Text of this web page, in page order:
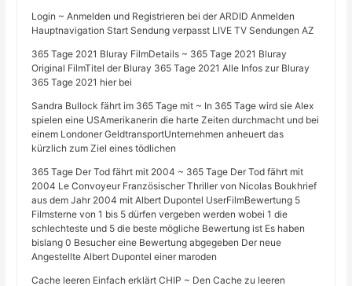
Login ~ Anmelden und Registrieren bei der ARDID Anmelden
Hauptnavigation Start Sendung verpasst LIVE TV Sendungen AZ
365 Tage 2021 Bluray FilmDetails ~ 365 Tage 2021 Bluray
Original FilmTitel der Bluray 365 Tage 2021 Alle Infos zur Bluray
365 Tage 2021 hier bei
Sandra Bullock fährt im 365 Tage mit ~ In 365 Tage wird sie Alex
spielen eine USAmerikanerin die harte Zeiten durchmacht und bei
einem Londoner GeldtransportUnternehmen anheuert das
kürzlich zum Ziel eines tödlichen
365 Tage Der Tod fährt mit 2004 ~ 365 Tage Der Tod fährt mit
2004 Le Convoyeur Französischer Thriller von Nicolas Boukhrief
aus dem Jahr 2004 mit Albert Dupontel UserFilmBewertung 5
Filmsterne von 1 bis 5 dürfen vergeben werden wobei 1 die
schlechteste und 5 die beste mögliche Bewertung ist Es haben
bislang 0 Besucher eine Bewertung abgegeben Der neue
Angestellte Albert Dupontel einer maroden
Cache leeren Einfach erklärt CHIP ~ Den Cache zu leeren